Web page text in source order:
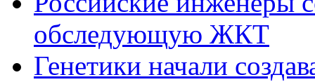
обследующую ЖКТ
Генетики начали